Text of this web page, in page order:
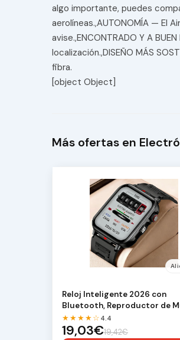
algo importante, puedes
aerolíneas.,AUTONOMÍA — El
avise.,ENCONTRADO Y A
localización.,DISEÑO MÁS
fibra.
[object Object]
Más ofertas en
Reloj Inteligente 2026 con
Bluetooth, Reproductor de
Reloj Deportivo Di…
★★★★☆ 4.4
19,03€19,42€